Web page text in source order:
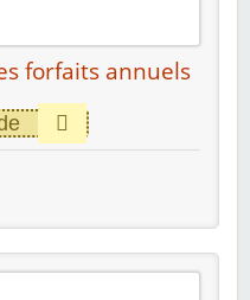
forfaits annuels